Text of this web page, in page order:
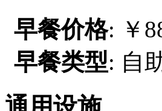
早餐价格: ￥
早餐类型: 自